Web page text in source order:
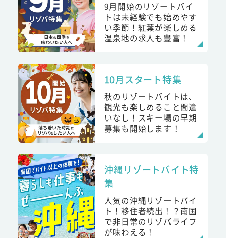
9月開始のリゾートバイ
トは未経験でも始めやす
い季節！紅葉が楽しめる
温泉地の求人も豊富！
10月スタート特集
秋のリゾートバイトは、
観光も楽しめること間違
いなし！スキー場の早期
募集も開始します！
沖縄リゾートバイト特
集
人気の沖縄リゾートバイ
ト！移住者続出！？南国
で非日常のリゾバライフ
が味わえる！